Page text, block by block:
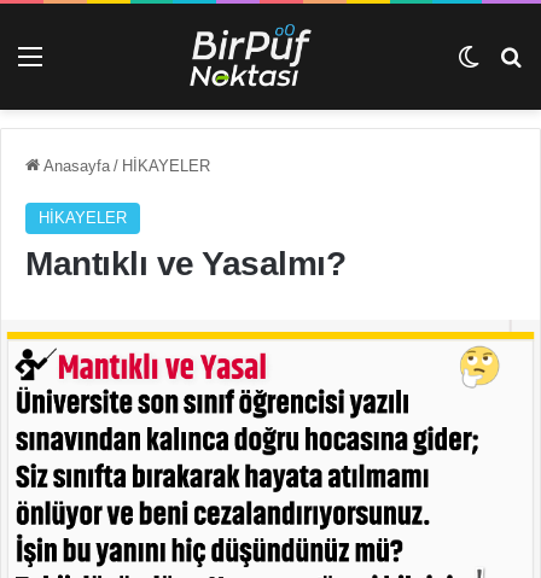
Menü Dış
Anasayfa / HİKAYELER
HİKAYELER
Mantıklı ve Yasalmı?